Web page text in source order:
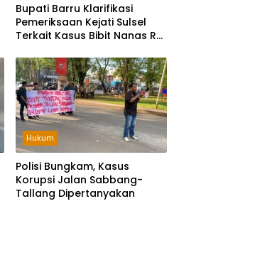
Bupati Barru Klarifikasi
Pemeriksaan Kejati Sulsel
Terkait Kasus Bibit Nanas Rp
Hukum
Polisi Bungkam, Kasus
Korupsi Jalan Sabbang-
Tallang Dipertanyakan